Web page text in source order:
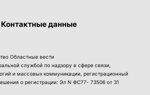
Контактные данные
Областные вести
службой по надзору в сфере связи,
и массовых коммуникации, регистрационный
о регистрации: Эл N ФС77- 73506 от 31